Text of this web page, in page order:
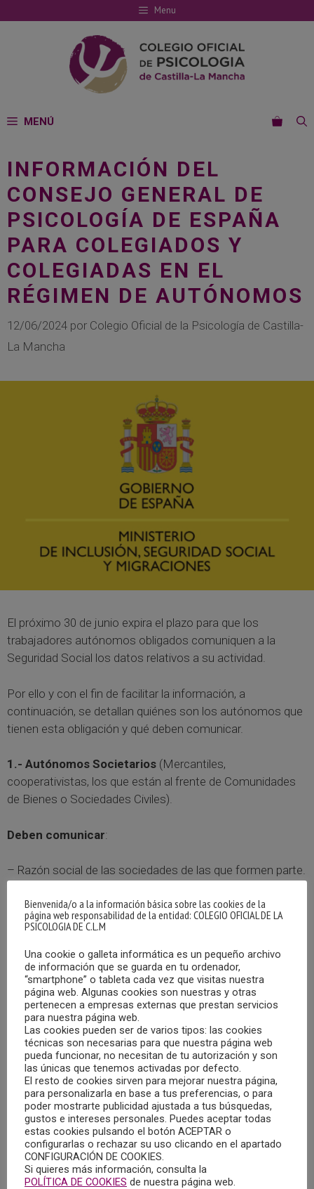
al
Menu
MENÚ
INFORMACIÓN DEL
CONSEJO GENERAL DE
PSICOLOGÍA DE ESPAÑA
PARA COLEGIADOS Y
COLEGIADAS EN EL
RÉGIMEN DE AUTÓNOMOS
12/06/2024 por Colegio Oficial de la Psicología de Castilla-
La Mancha
El próximo 30 de junio expira el plazo para que los
trabajadores autónomos obligados comuniquen a la
Seguridad Social los datos relativos a su actividad.
Por ello y con el fin de facilitar la información, a
continuación, se detallan quiénes son los autónomos que
tienen esta obligación y qué deben comunicar.
1.- Autónomos Societarios (Mercantiles,
cooperativistas, los que están al frente de Comunidades
de Bienes o Sociedades Civiles).
Deben comunicar:
– Razón social de las sociedades de las que formen parte.
– Si se es consejero, administrador o se prestan otros
servicios para la sociedad, se debe comunicar el
convivientes, de los cuales hay que aportar nombre,
apellidos y DNI.
2.- Trabajadores por Cuenta Propia con Autónomos
Colaboradores a su Cargo .
Deben comunicar:
– Nombre, apellidos y NIF de estos colaboradores.
3.- Trabajadores Autónomos Económicamente
Dependientes (TRADE), que trabajan
mayoritariamente para un solo cliente
Bienvenida/o a la información básica sobre las cookies de la
página web responsabilidad de la entidad: COLEGIO OFICIAL DE LA
PSICOLOGIA DE C.L.M
Una cookie o galleta informática es un pequeño archivo
de información que se guarda en tu ordenador,
“smartphone” o tableta cada vez que visitas nuestra
página web. Algunas cookies son nuestras y otras
pertenecen a empresas externas que prestan servicios
para nuestra página web.
Las cookies pueden ser de varios tipos: las cookies
técnicas son necesarias para que nuestra página web
pueda funcionar, no necesitan de tu autorización y son
las únicas que tenemos activadas por defecto.
El resto de cookies sirven para mejorar nuestra página,
para personalizarla en base a tus preferencias, o para
poder mostrarte publicidad ajustada a tus búsquedas,
gustos e intereses personales. Puedes aceptar todas
estas cookies pulsando el botón ACEPTAR o
configurarlas o rechazar su uso clicando en el apartado
CONFIGURACIÓN DE COOKIES.
Si quieres más información, consulta la
POLÍTICA DE COOKIES de nuestra página web.